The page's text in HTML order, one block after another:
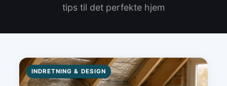
tips til det perfekte hjem
INDRETNING & DESIGN